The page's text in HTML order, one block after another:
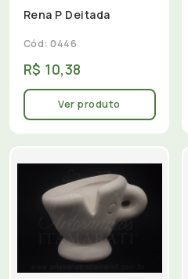
Rena P Deitada
Cód: 0446
R$ 10,38
Ver produto